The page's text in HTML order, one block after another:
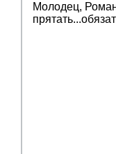
Молодец,